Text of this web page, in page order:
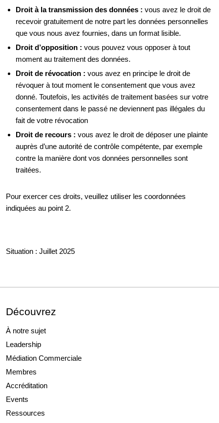
Droit à la transmission des données : vous avez le droit de
recevoir gratuitement de notre part les données personnelles
que vous nous avez fournies, dans un format lisible.
Droit d’opposition : vous pouvez vous opposer à tout
moment au traitement des données.
Droit de révocation : vous avez en principe le droit de
révoquer à tout moment le consentement que vous avez
donné. Toutefois, les activités de traitement basées sur votre
consentement dans le passé ne deviennent pas illégales du
fait de votre révocation
Droit de recours : vous avez le droit de déposer une plainte
auprès d’une autorité de contrôle compétente, par exemple
contre la manière dont vos données personnelles sont
traitées.
Pour exercer ces droits, veuillez utiliser les coordonnées
indiquées au point 2.
Situation : Juillet 2025
Découvrez
À notre sujet
Leadership
Médiation Commerciale
Membres
Accréditation
Events
Ressources